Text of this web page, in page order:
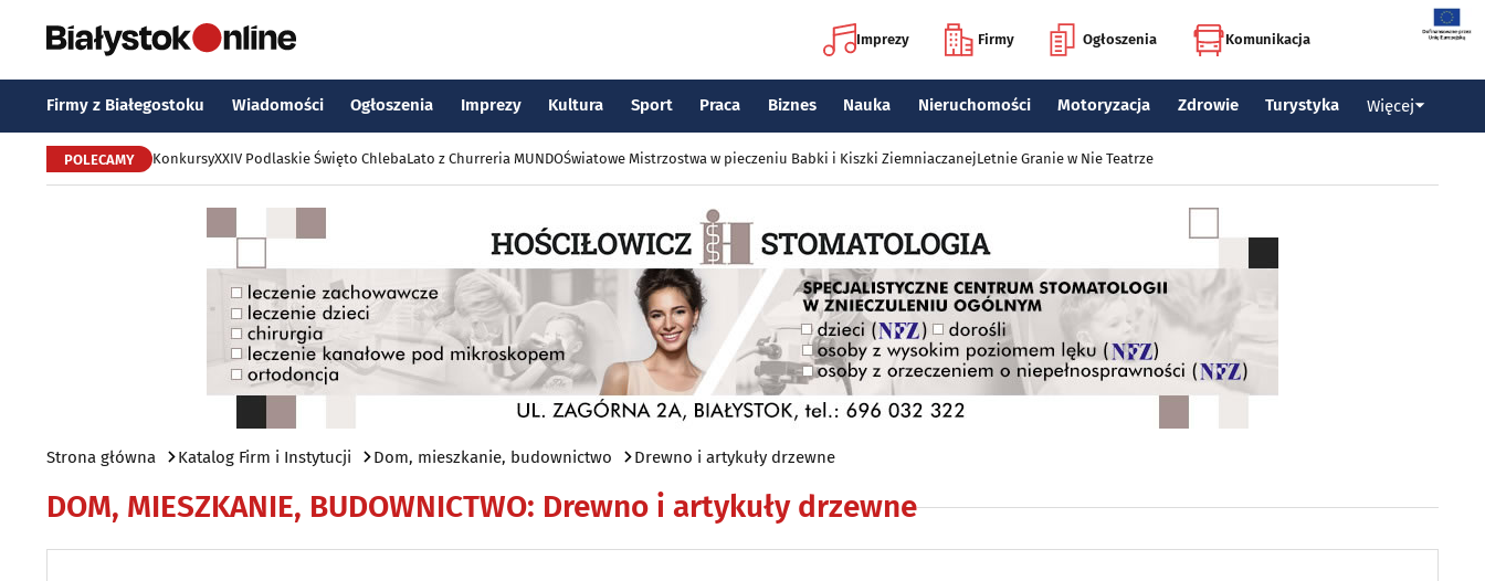
Imprezy Firmy Ogłoszenia Komunikacja
Firmy z Białegostoku Wiadomości Ogłoszenia Imprezy Kultura Sport Praca Biznes Nauka Nieruchomości Motoryzacja Zdrowie Turystyka Więcej
POLECAMY KonkursyXXIV Podlaskie Święto ChlebaLato z Churreria MUNDOŚwiatowe Mistrzostwa w pieczeniu Babki i Kiszki ZiemniaczanejLetnie Granie w Nie Teatrze
Strona główna Katalog Firm i Instytucji Dom, mieszkanie, budownictwo Drewno i artykuły drzewne
DOM, MIESZKANIE, BUDOWNICTWO: Drewno i artykuły drzewne